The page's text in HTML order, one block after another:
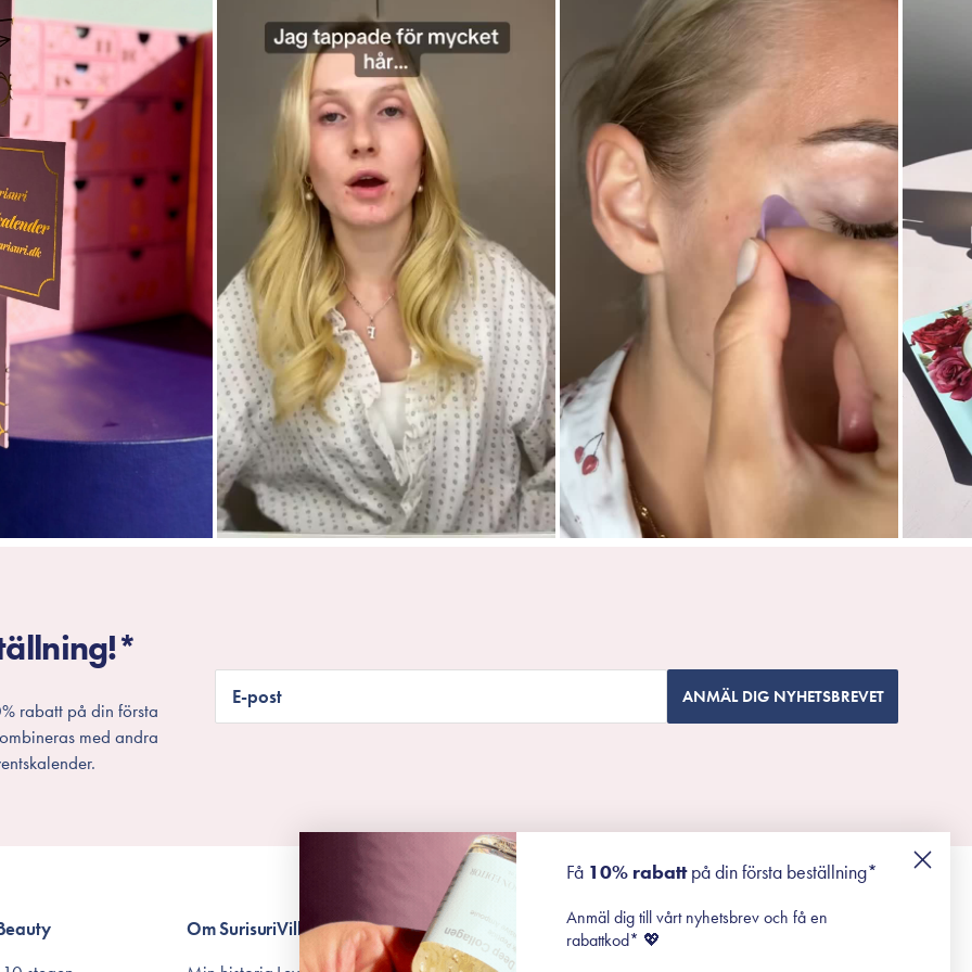
rabatt på din första
med andra
E-post ANMÄL DIG NYHETSBREVET
Om SurisuriVillkor
Få 10% rabattpå din första beställning*
Anmäl dig till vårt nyhetsbrev och få en
rabattkod* 💖